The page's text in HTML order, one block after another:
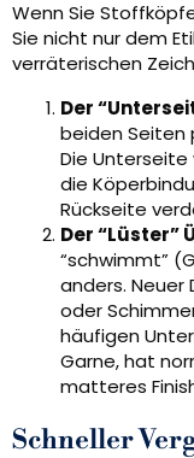
Wenn Sie
Sie nicht nur dem
verräterischen
Der
beiden Seiten
Die
die
Rückseite
Der “Lüster”
“schwimmt”
anders.
oder
häufigen
Garne, hat
matteres
Schneller